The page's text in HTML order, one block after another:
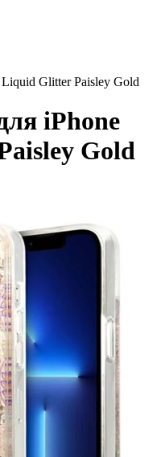
Glitter Paisley Gold
iPhone
Gold